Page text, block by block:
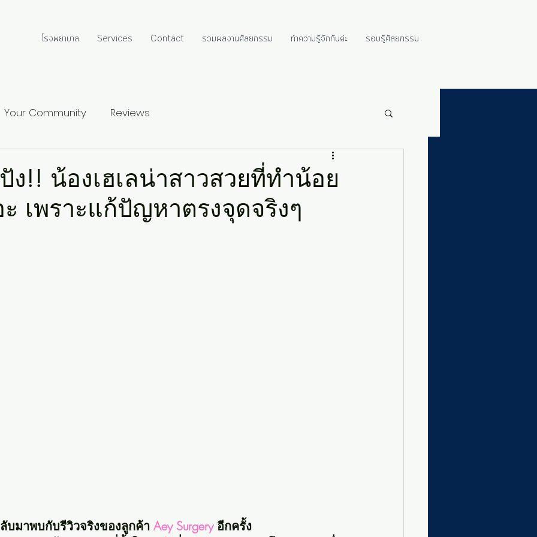
โรงพยาบาล Services Contact รวมผลงานศัลยกรรม ทำความรู้จักกันค่ะ รอบรู้ศัลยกรรม
Your Community Reviews
ง!! น้องเฮเลน่าสาวสวยที่ทำน้อย
ะ เพราะแก้ปัญหาตรงจุดจริงๆ
บมาพบกับรีวิวจริงของลูกค้า Aey Surgery อีกครั้ง